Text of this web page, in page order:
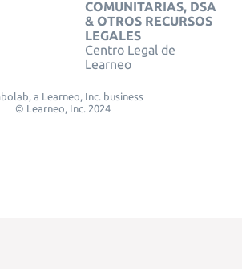
COMUNITARIAS, DSA
& OTROS RECURSOS
LEGALES
Centro Legal de
Learneo
a Learneo, Inc. business
© Learneo, Inc. 2024